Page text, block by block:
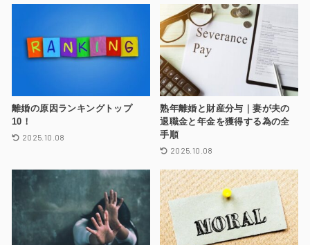
離婚の原因ランキングトップ
10！
2025.10.08
熟年離婚と財産分与｜妻が夫の
退職金と年金を獲得する為の全
手順
2025.10.08